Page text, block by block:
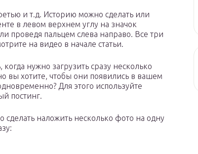
и т.д. Историю можно сделать или
в левом верхнем углу на значок
проведя пальцем слева направо. Все три
на видео в начале статьи.
когда нужно загрузить сразу несколько
вы хотите, чтобы они появились в вашем
Для этого используйте
постинг.
сделать наложить несколько фото на одну